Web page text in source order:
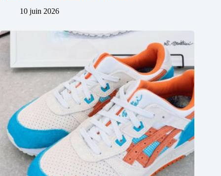
10 juin 2026